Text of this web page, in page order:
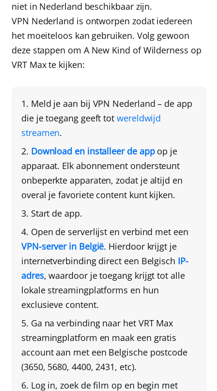
niet in Nederland beschikbaar zijn.
VPN Nederland is ontworpen zodat iedereen
het moeiteloos kan gebruiken. Volg gewoon
deze stappen om A New Kind of Wilderness op
VRT Max te kijken:
Meld je aan bij VPN Nederland – de app
die je toegang geeft tot wereldwijd
streamen.
Download en installeer de appop je
apparaat. Elk abonnement ondersteunt
onbeperkte apparaten, zodat je altijd en
overal je favoriete content kunt kijken.
Start de app.
Open de serverlijst en verbind met een
VPN-server in België. Hierdoor krijgt je
internetverbinding direct een Belgisch IP-
adres, waardoor je toegang krijgt tot alle
lokale streamingplatforms en hun
exclusieve content.
Ga na verbinding naar het VRT Max
streamingplatform en maak een gratis
account aan met een Belgische postcode
(3650, 5680, 4400, 2431, etc).
Log in, zoek de film op en begin met